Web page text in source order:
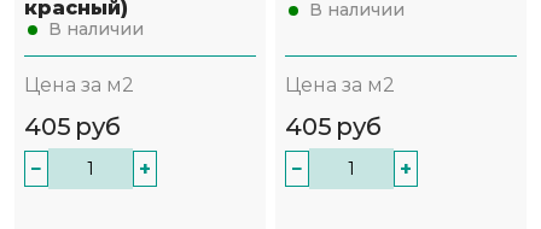
красный)
В наличии
Цена за м2
405 руб
− +
В наличии
Цена за м2
405 руб
− +